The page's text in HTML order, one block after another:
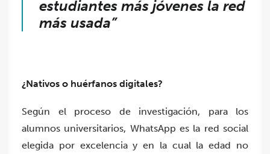
estudiantes más jóvenes la red
más usada”
¿Nativos o huérfanos digitales?
Según el proceso de investigación, para los
alumnos universitarios, WhatsApp es la red social
elegida por excelencia y en la cual la edad no